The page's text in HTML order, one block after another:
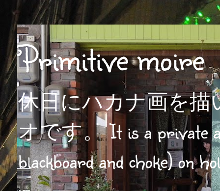
Primitive moire
休日にハカナ画を
オです。 It is a private
blackboard and choke) on